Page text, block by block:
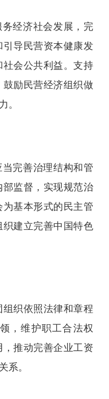
经济社会发展，完
导民营资本健康发
社会公共利益。支持
鼓励民营经济组织做
。
完善治理结构和管
监督，实现规范治
基本形式的民主管
建立完善中国特色
织依照法律和章程
，维护职工合法权
推动完善企业工资
系。